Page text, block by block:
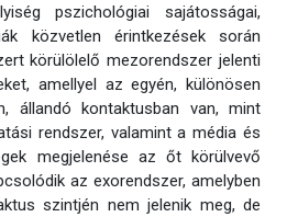
pszichológiai sajátosságai,
közvetlen érintkezések során
körülölelő mezorendszer jelenti
amellyel az egyén, különösen
állandó kontaktusban van, mint
rendszer, valamint a média és
megjelenése az őt körülvevő
az exorendszer, amelyben
szintjén nem jelenik meg, de